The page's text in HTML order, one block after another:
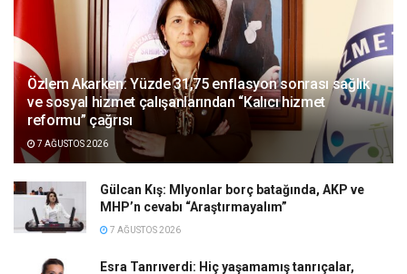
Özlem Akarken: Yüzde 31,75 enflasyon sonrası sağlık
ve sosyal hizmet çalışanlarından “Kalıcı hizmet
reformu” çağrısı
7 AĞUSTOS 2026
Gülcan Kış: Mlyonlar borç batağında, AKP ve
MHP’n cevabı “Araştırmayalım”
7 AĞUSTOS 2026
Esra Tanrıverdi: Hiç yaşamamış tanrıçalar,